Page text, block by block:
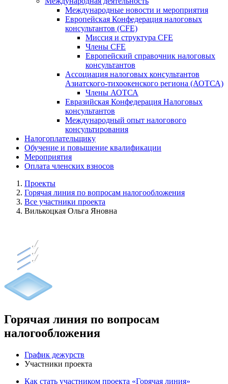
Международные новости и мероприятия
Европейская Конфедерация налоговых
консультантов (CFE)
Миссия и структура CFE
Члены CFE
Европейский справочник налоговых
консультантов
Ассоциация налоговых консультантов
Азиатского-тихоокенского региона (АОТСА)
Члены АОТСА
Евразийская Конфедерация Налоговых
консультантов
Международный опыт налогового
консультирования
Налогоплательщику
Обучение и повышение квалификации
Мероприятия
Оплата членских взносов
Проекты
Горячая линия по вопросам налогообложения
Все участники проекта
Вилькоцкая Ольга Яновна
Горячая линия по вопросам
налогообложения
График дежурств
Участники проекта
Как стать участником проекта «Горячая линия»